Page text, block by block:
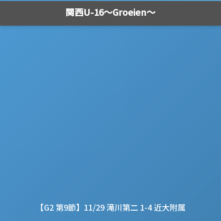
関西U-16～Groeien～
【G2 第9節】11/29 滝川第二 1-4 近大附属